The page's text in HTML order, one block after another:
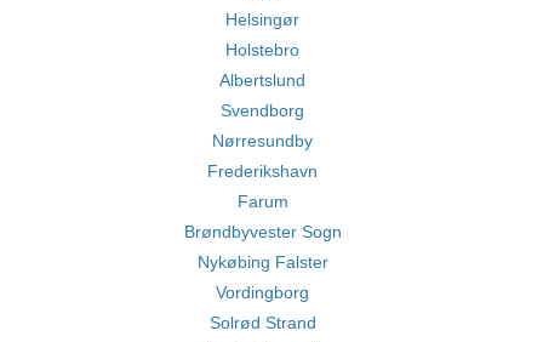
Helsingør
Holstebro
Albertslund
Svendborg
Nørresundby
Frederikshavn
Farum
Brøndbyvester Sogn
Nykøbing Falster
Vordingborg
Solrød Strand